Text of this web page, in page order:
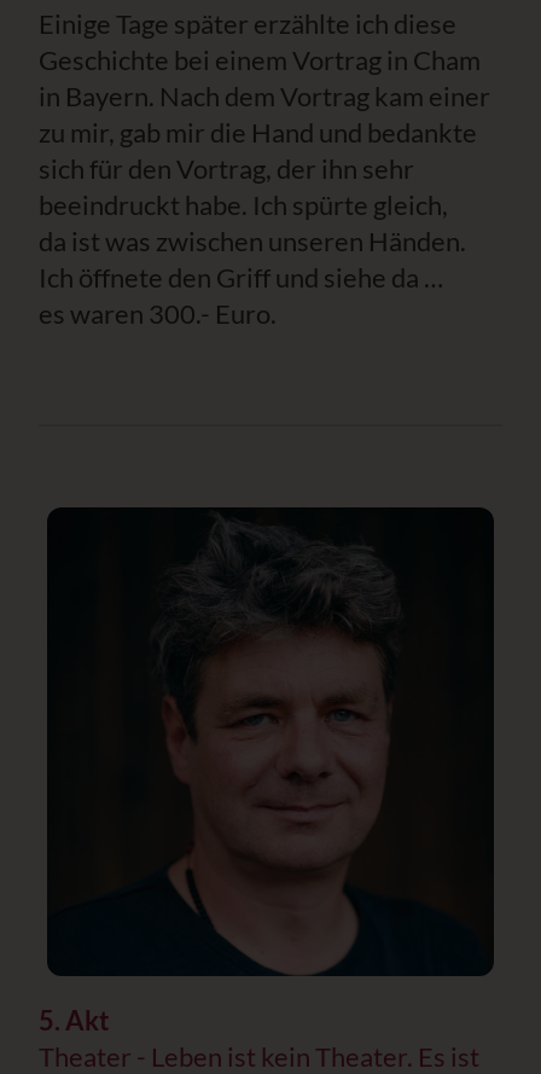
Einige Tage später erzählte ich diese
Geschichte bei einem Vortrag in Cham
in Bayern. Nach dem Vortrag kam einer
zu mir, gab mir die Hand und bedankte
sich für den Vortrag, der ihn sehr
beeindruckt habe. Ich spürte gleich,
da ist was zwischen unseren Händen.
Ich öffnete den Griff und siehe da …
es waren 300.- Euro.
5. Akt
Theater - Leben ist kein Theater. Es ist